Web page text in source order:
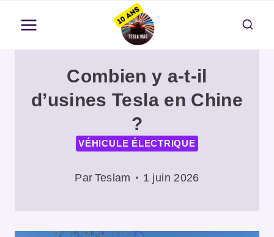
contenu
Combien y a-t-il
d’usines Tesla en Chine
?
VÉHICULE ÉLECTRIQUE
Par Teslam 1 juin 2026